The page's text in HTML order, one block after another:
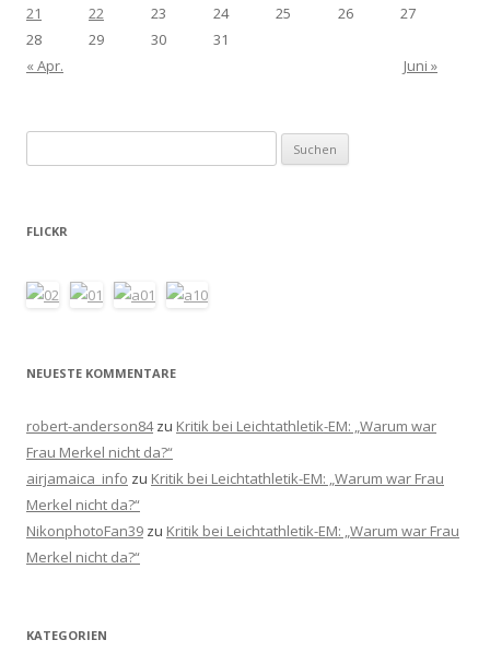
21
22 23 24 25 26
27
28
29 30
31
« Apr.
Juni »
nach:
FLICKR
NEUESTE KOMMENTARE
robert-anderson84zu Kritik bei Leichtathletik-EM: „Warum war
Frau Merkel nicht da?“
airjamaica_info zu Kritik bei Leichtathletik-EM: „Warum war Frau
Merkel nicht da?“
NikonphotoFan39 zu Kritik bei Leichtathletik-EM: „Warum war Frau
Merkel nicht da?“
KATEGORIEN